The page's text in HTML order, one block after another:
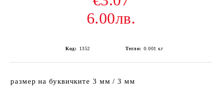
6.00лв.
Код: 1352 Тегло: 0.001 кг
размер на буквичките 3 мм / 3 мм